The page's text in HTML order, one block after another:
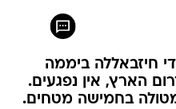
חיזבאללה ביממה
הארץ, אין נפגעים.
בחמישה מטחים.